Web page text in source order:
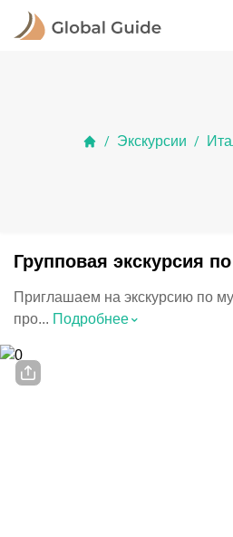
/ Экскурсии /
Групповая экскурсия
Приглашаем на экскурсию по
про... Подробнее⌃